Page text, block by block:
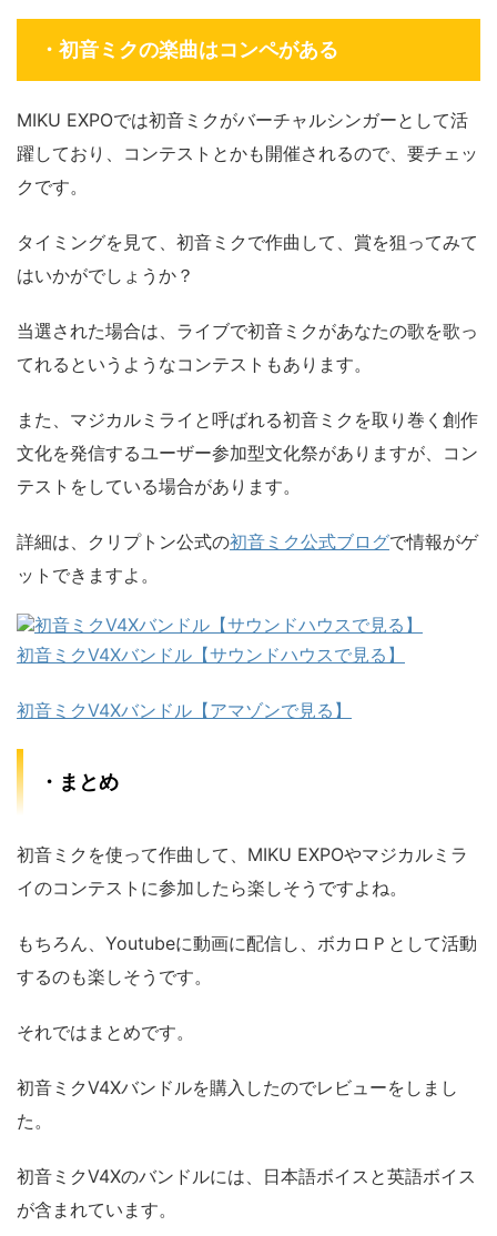
・初音ミクの楽曲はコンペがある
MIKU EXPOでは初音ミクがバーチャルシンガーとして活
躍しており、コンテストとかも開催されるので、要チェッ
クです。
タイミングを見て、初音ミクで作曲して、賞を狙ってみて
はいかがでしょうか？
当選された場合は、ライブで初音ミクがあなたの歌を歌っ
てれるというようなコンテストもあります。
また、マジカルミライと呼ばれる初音ミクを取り巻く創作
文化を発信するユーザー参加型文化祭がありますが、コン
テストをしている場合があります。
詳細は、クリプトン公式の初音ミク公式ブログで情報がゲ
ットできますよ。
初音ミクV4Xバンドル【サウンドハウスで見る】
初音ミクV4Xバンドル【アマゾンで見る】
・まとめ
初音ミクを使って作曲して、MIKU EXPOやマジカルミラ
イのコンテストに参加したら楽しそうですよね。
もちろん、Youtubeに動画に配信し、ボカロＰとして活動
するのも楽しそうです。
それではまとめです。
初音ミクV4Xバンドルを購入したのでレビューをしまし
た。
初音ミクV4Xのバンドルには、日本語ボイスと英語ボイス
が含まれています。